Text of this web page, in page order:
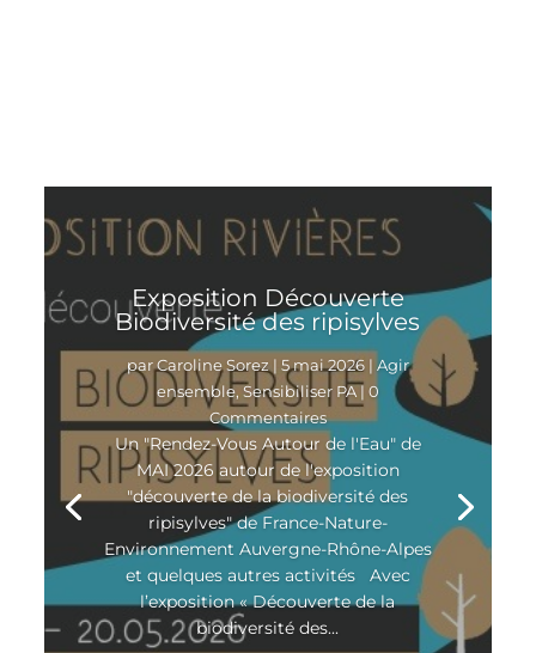
Exposition Découverte
Biodiversité des ripisylves
parCaroline Sorez | 5 mai 2026| Agir
ensemble,Sensibiliser PA| 0
Commentaires
Un "Rendez-Vous Autour de l'Eau" de
MAI 2026 autour de l'exposition
"découverte de la biodiversité des
ripisylves" de France-Nature-
Environnement Auvergne-Rhône-Alpes
et quelques autres activités Avec
l’exposition « Découverte de la
biodiversité des...